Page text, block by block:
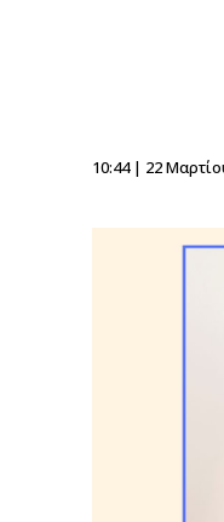
10:44 | 22